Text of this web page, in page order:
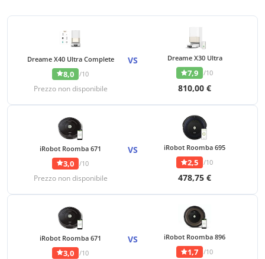
Dreame X40 Ultra Complete
8,0 /10
Prezzo non disponibile
VS Dreame X30 Ultra
7,9 /10
810,00 €
iRobot Roomba 671
3,0 /10
Prezzo non disponibile
VS iRobot Roomba 695
2,5 /10
478,75 €
iRobot Roomba 671
3,0 /10
VS iRobot Roomba 896
1,7 /10